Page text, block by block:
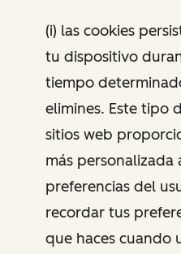
(i) las cookies
tu dispositivo
tiempo
elimines. Este tipo
sitios web
más personalizada
preferencias del
recordar tus
que haces cuando